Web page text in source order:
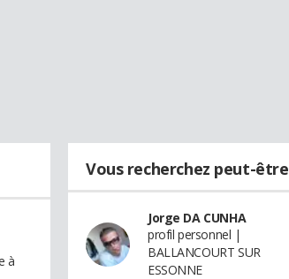
à
Vous recherchez peut-être
Jorge DA CUNHA
profil personnel |
BALLANCOURT SUR
ESSONNE